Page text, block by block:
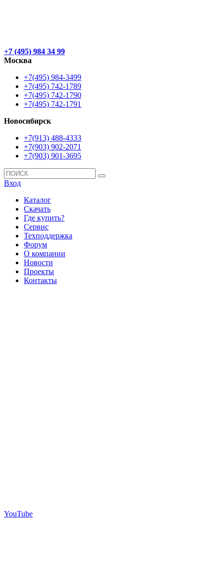
+7 (495) 984 34 99
Москва
+7(495) 984-3499
+7(495) 742-1789
+7(495) 742-1790
+7(495) 742-1791
Новосибирск
+7(913) 488-4333
+7(903) 902-2071
+7(903) 901-3695
Вход
Каталог
Скачать
Где купить?
Сервис
Техподдержка
Форум
О компании
Новости
Проекты
Контакты
YouTube